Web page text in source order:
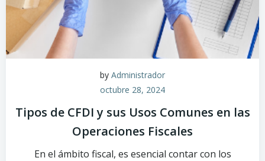
by Administrador
octubre 28, 2024
Tipos de CFDI y sus Usos Comunes en las
Operaciones Fiscales
En el ámbito fiscal, es esencial contar con los